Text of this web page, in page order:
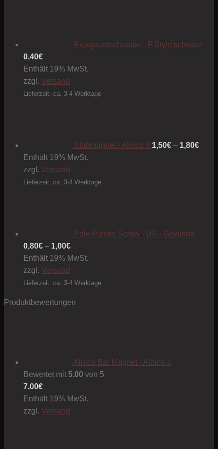
Pickguardschraube - F Style schwarz
0,40€
Enthält 19% MwSt.
zzgl. Versand
Lieferzeit: ca. 3-4 Werktage
Stabmagnet - Alnico 5 1,50€ – 1,80€1,80€
Enthält 19% MwSt.
zzgl. Versand
Lieferzeit: ca. 3-4 Werktage
Pole Pieces Screw - US - Gewinde
0,80€ – 1,00€Preisspanne:
0,80€
1,00€
Enthält 19% MwSt.
zzgl. Versand
Lieferzeit: ca. 3-4 Werktage
Produktbewertungen
Alnico Bar Magnet - Alnico 4
Bewertet mit 5.00 von 5
7,00€
Enthält 19% MwSt.
zzgl. Versand